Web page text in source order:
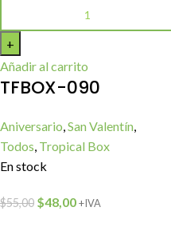
Añadir al carrito
TFBOX-090
Aniversario,San Valentín,
Todos, Tropical Box
En stock
$55,00 $48,00+IVA